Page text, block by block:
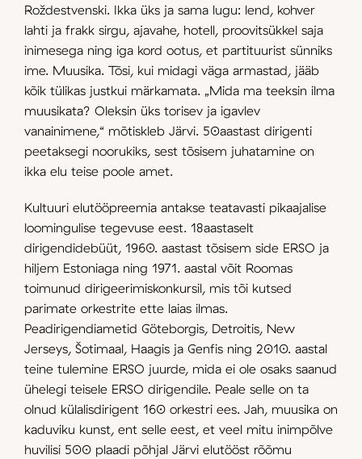
Roždestvenski. Ikka üks ja sama lugu: lend, kohver
lahti ja frakk sirgu, ajavahe, hotell, proovitsükkel saja
inimesega ning iga kord ootus, et partituurist sünniks
ime. Muusika. Tõsi, kui midagi väga armastad, jääb
kõik tülikas justkui märkamata. „Mida ma teeksin ilma
muusikata? Oleksin üks torisev ja igavlev
vanainimene,“ mõtiskleb Järvi. 50aastast dirigenti
peetaksegi noorukiks, sest tõsisem juhatamine on
ikka elu teise poole amet.
Kultuuri elutööpreemia antakse teatavasti pikaajalise
loomingulise tegevuse eest. 18aastaselt
dirigendidebüüt, 1960. aastast tõsisem side ERSO ja
hiljem Estoniaga ning 1971. aastal võit Roomas
toimunud dirigeerimiskonkursil, mis tõi kutsed
parimate orkestrite ette laias ilmas.
Peadirigendiametid Göteborgis, Detroitis, New
Jerseys, Šotimaal, Haagis ja Genfis ning 2010. aastal
teine tulemine ERSO juurde, mida ei ole osaks saanud
ühelegi teisele ERSO dirigendile. Peale selle on ta
olnud külalisdirigent 160 orkestri ees. Jah, muusika on
kaduviku kunst, ent selle eest, et veel mitu inimpõlve
huvilisi 500 plaadi põhjal Järvi elutööst rõõmu